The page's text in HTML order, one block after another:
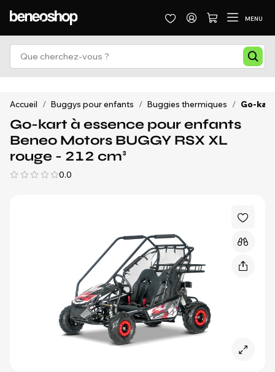
MENU
Accueil / Buggys pour enfants / Buggies thermiques / Go-kart
Go-kart à essence pour enfants
Beneo Motors BUGGY RSX XL
rouge - 212 cm³
0.0